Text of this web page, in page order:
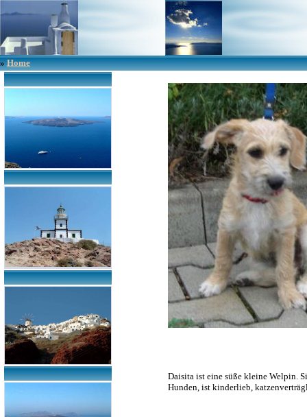
»Home
Daisita ist eine süße kleine Welpin.
Hunden, ist kinderlieb,